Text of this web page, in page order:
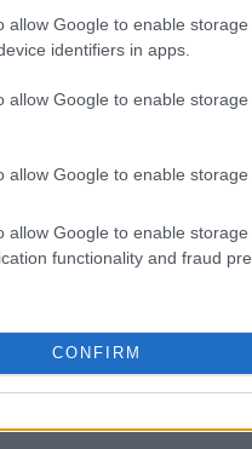
allow Google to enable
identifiers in apps.
allow Google to enable
allow Google to enable
allow Google to enable
functionality and fraud
CONFIRM
μεταξύ
αντιμετωπίζει
εξελίξεις στο
και
ενός ενωμένου